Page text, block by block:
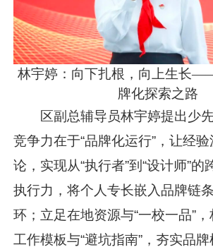
林宇婷：向下扎根，向上生长
牌化探索之路
区副总辅导员林宇婷提出少
竞争力在于“品牌化运行”，让经
论，实现从“执行者”到“设计师”的
执行力，将个人专长嵌入品牌链
环；立足在地资源与“一校一品”
工作模板与“避坑指南”，夯实品